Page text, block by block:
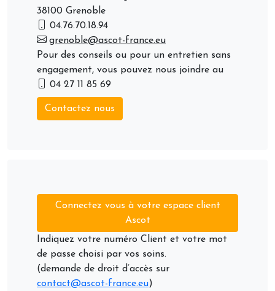
38100 Grenoble
04.76.70.18.94
grenoble@ascot-france.eu
Pour des conseils ou pour un entretien sans
engagement, vous pouvez nous joindre au
04 27 11 85 69
Contactez nous
Connectez vous à votre espace client
Ascot
Indiquez votre numéro Client et votre mot
de passe choisi par vos soins.
(demande de droit d’accès sur
contact@ascot-france.eu)